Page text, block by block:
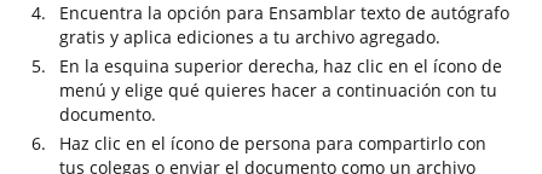
Encuentra la opción para Ensamblar texto de autógrafo
gratis y aplica ediciones a tu archivo agregado.
En la esquina superior derecha, haz clic en el ícono de
menú y elige qué quieres hacer a continuación con tu
documento.
Haz clic en el ícono de persona para compartirlo con
tus colegas o enviar el documento como un archivo